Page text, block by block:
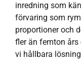
inredning som
förvaring som
proportioner och
fler än femton års
vi hållbara